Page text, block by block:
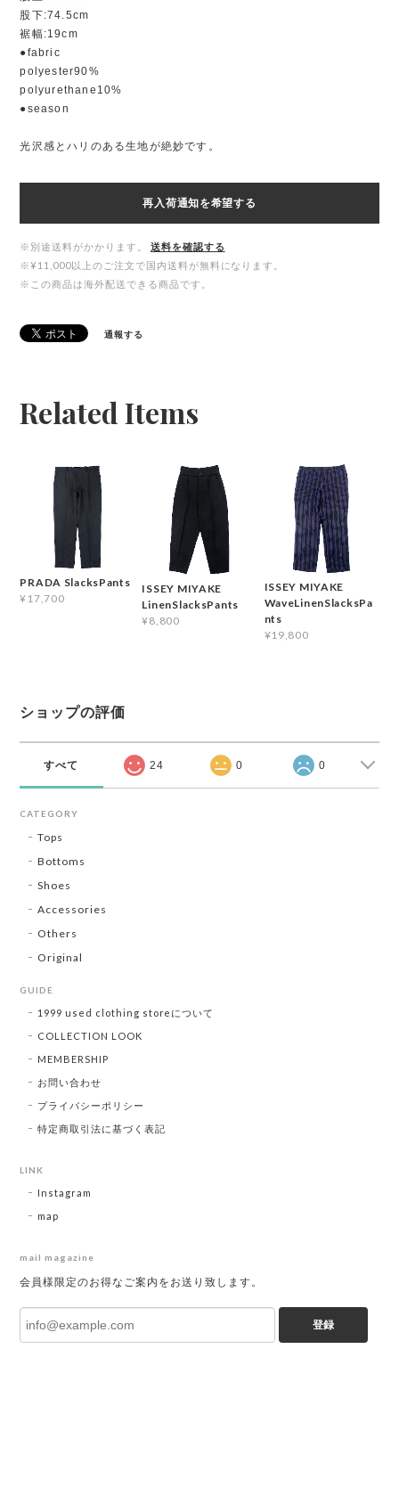
股下:74.5cm
裾幅:19cm
●fabric
polyester90%
polyurethane10%
●season
光沢感とハリのある生地が絶妙です。
再入荷通知を希望する
※別途送料がかかります。
送料を確認する
※¥11,000以上のご注文で国内送料が無料になります。
※この商品は海外配送できる商品です。
通報する
Related Items
PRADA SlacksPants
¥17,700
ISSEY MIYAKE
LinenSlacksPants
¥8,800
ISSEY MIYAKE
WaveLinenSlacksPa
nts
¥19,800
ショップの評価
すべて 24 0 0
CATEGORY
Tops
Bottoms
Shoes
Accessories
Others
Original
GUIDE
1999 used clothing storeについて
COLLECTION LOOK
MEMBERSHIP
お問い合わせ
プライバシーポリシー
特定商取引法に基づく表記
LINK
Instagram
map
mail magazine
会員様限定のお得なご案内をお送り致します。
登録